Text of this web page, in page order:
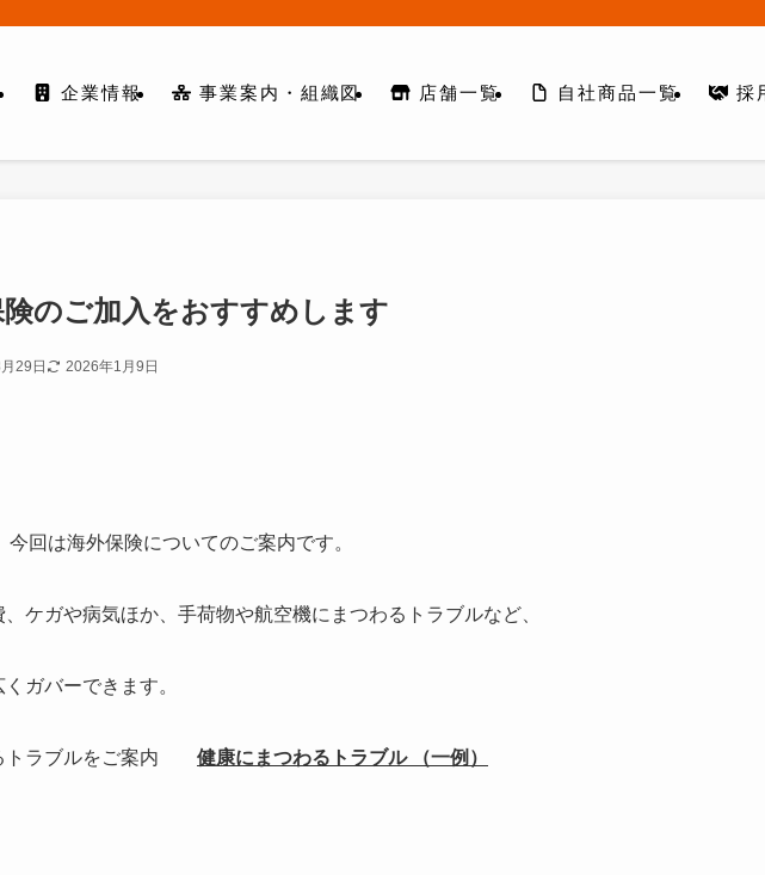
企業情報 事業案内・組織図 店舗一覧 自社商品一覧 採
のご加入をおすすめします
29日 2026年1月9日
回は海外保険についてのご案内です。
ケガや病気ほか、手荷物や航空機にまつわるトラブルなど、
ガバーできます。
トラブルをご案内 健康にまつわるトラブル （一例）